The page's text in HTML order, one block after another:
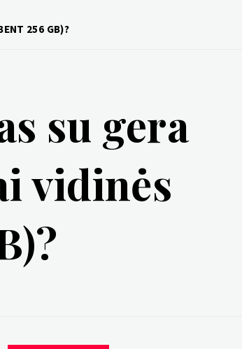
256 GB)?
su gera
vidinės